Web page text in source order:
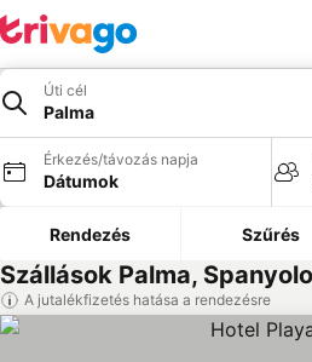
Úti cél
Palma
Érkezés/távozás napja
Dátumok
Rendezés Szűrés
Szállások Palma,
A jutalékfizetés hatása a rendezésre